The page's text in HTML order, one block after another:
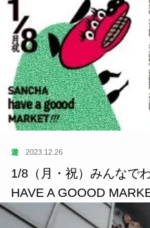
遊 2023.12.26
1/8（月・祝）みんなで
HAVE A GOOOD